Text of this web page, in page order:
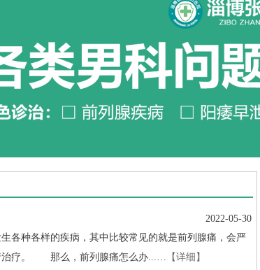
2022-05-30
种各样的疾病，其中比较常见的就是前列腺痛，会严
治疗。 那么，前列腺痛怎么办...… 【详细】